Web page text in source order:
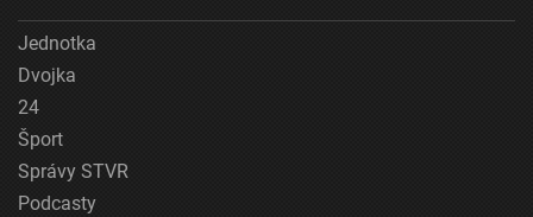
Jednotka
Dvojka
24
Šport
Správy STVR
Podcasty